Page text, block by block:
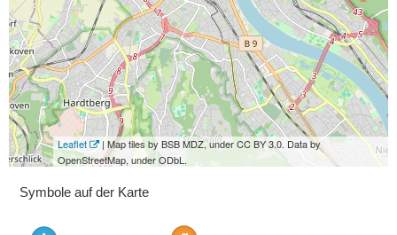
Leaflet
| Map tiles by BSB MDZ, under CC BY 3.0. Data by
OpenStreetMap, under ODbL.
Symbole auf der Karte